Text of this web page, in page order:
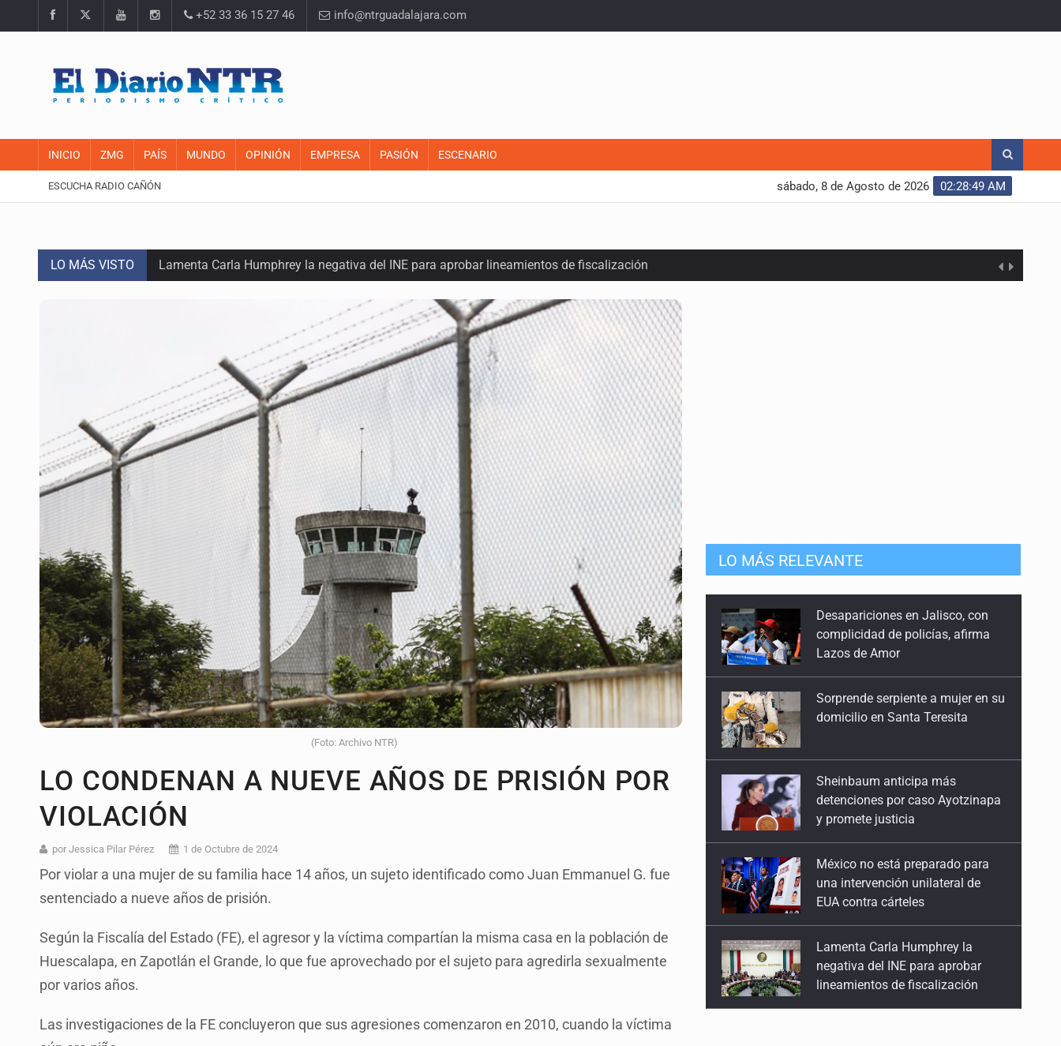
+52 33 36 15 27 46 info@ntrguadalajara.com
INICIO ZMG PAÍS MUNDO OPINIÓN EMPRESA PASIÓN ESCENARIO
ESCUCHA RADIO CAÑÓN 02:28:50 AM
sábado, 8 de Agosto de 2026
LO MÁS VISTO Lamenta Carla Humphrey la negativa del INE para aprobar lineamientos de fiscalización
Desapariciones en Jalisco, con complicidad de policías, afirma Lazos de Amor
Sorprende serpiente a mujer en su domicilio en Santa Teresita
Sheinbaum anticipa más detenciones por caso Ayotzinapa y promete justicia
Resalta Fujimori restablecimiento de relaciones con México
Asume Abelardo De la Espriella como Presidente de Colombia
Policías bajo la mira: La CEDHJ documenta su implicación en desapariciones forzadas
Procesan a el “R1”, presunto líder criminal en Jalisco y Michoacán
Detienen a tres miembros de red transnacional de tráfico de personas
México no está preparado para una intervención unilateral de EUA contra cárteles
(Foto: Archivo NTR)
LO CONDENAN A NUEVE AÑOS DE PRISIÓN POR
VIOLACIÓN
por Jessica Pilar Pérez 1 de Octubre de 2024
Por violar a una mujer de su familia hace 14 años, un sujeto identificado como Juan Emmanuel G. fue
sentenciado a nueve años de prisión.
Según la Fiscalía del Estado (FE), el agresor y la víctima compartían la misma casa en la población de
Huescalapa, en Zapotlán el Grande, lo que fue aprovechado por el sujeto para agredirla sexualmente
por varios años.
Las investigaciones de la FE concluyeron que sus agresiones comenzaron en 2010, cuando la víctima
LO MÁS RELEVANTE
Sorprende serpiente a mujer en su
domicilio en Santa Teresita
Sheinbaum anticipa más
detenciones por caso Ayotzinapa
México no está preparado para
una intervención unilateral de
EUA contra cárteles
Lamenta Carla Humphrey la
negativa del INE para aprobar
lineamientos de fiscalización
Resalta Fujimori restablecimiento
de relaciones con México